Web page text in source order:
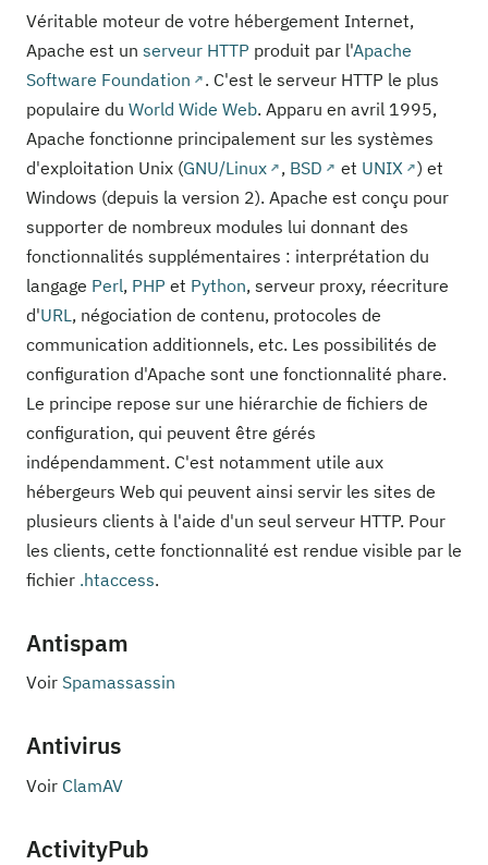
Véritable moteur de votre hébergement Internet,
Apache est un serveur HTTP produit par l'Apache
Software Foundation
. C'est le serveur HTTP le plus
populaire du World Wide Web. Apparu en avril 1995,
Apache fonctionne principalement sur les systèmes
d'exploitation Unix (GNU/Linux , BSD et UNIX
) et
Windows (depuis la version 2). Apache est conçu pour
supporter de nombreux modules lui donnant des
fonctionnalités supplémentaires : interprétation du
langage Perl, PHP et Python, serveur proxy, réecriture
d'URL , négociation de contenu, protocoles de
communication additionnels, etc. Les possibilités de
configuration d'Apache sont une fonctionnalité phare.
Le principe repose sur une hiérarchie de fichiers de
configuration, qui peuvent être gérés
indépendamment. C'est notamment utile aux
hébergeurs Web qui peuvent ainsi servir les sites de
plusieurs clients à l'aide d'un seul serveur HTTP. Pour
les clients, cette fonctionnalité est rendue visible par le
fichier .htaccess.
Antispam
Voir Spamassassin
Antivirus
Voir ClamAV
ActivityPub